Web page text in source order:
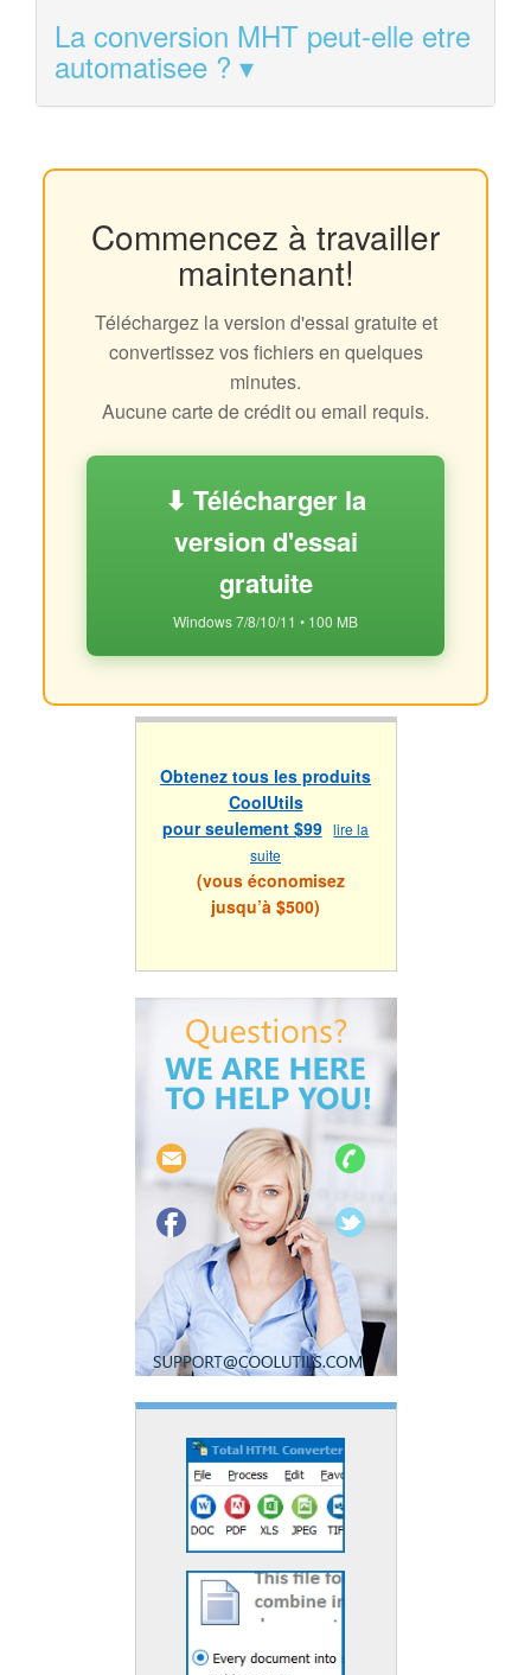
La conversion MHT peut-elle etre
automatisee ?
Commencez à travailler
maintenant!
Téléchargez la version d'essai gratuite et
convertissez vos fichiers en quelques
minutes.
Aucune carte de crédit ou email requis.
⬇ Télécharger la
version d'essai
gratuite
Windows 7/8/10/11 • 100 MB
Obtenez tous les produits
CoolUtils
pour seulement $99 lire la
suite
(vous économisez
jusqu’à $500)